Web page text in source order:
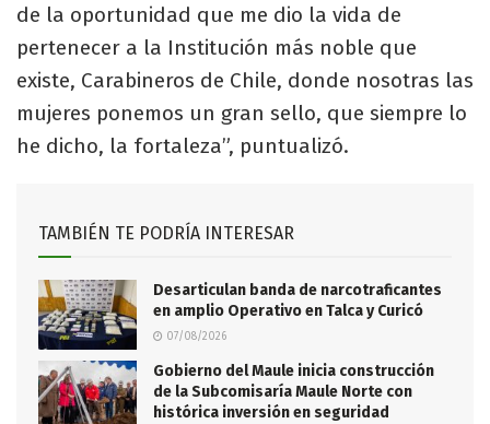
de la oportunidad que me dio la vida de
pertenecer a la Institución más noble que
existe, Carabineros de Chile, donde nosotras las
mujeres ponemos un gran sello, que siempre lo
he dicho, la fortaleza”, puntualizó.
TAMBIÉN TE PODRÍA INTERESAR
Desarticulan banda de narcotraficantes
en amplio Operativo en Talca y Curicó
07/08/2026
Gobierno del Maule inicia construcción
de la Subcomisaría Maule Norte con
histórica inversión en seguridad